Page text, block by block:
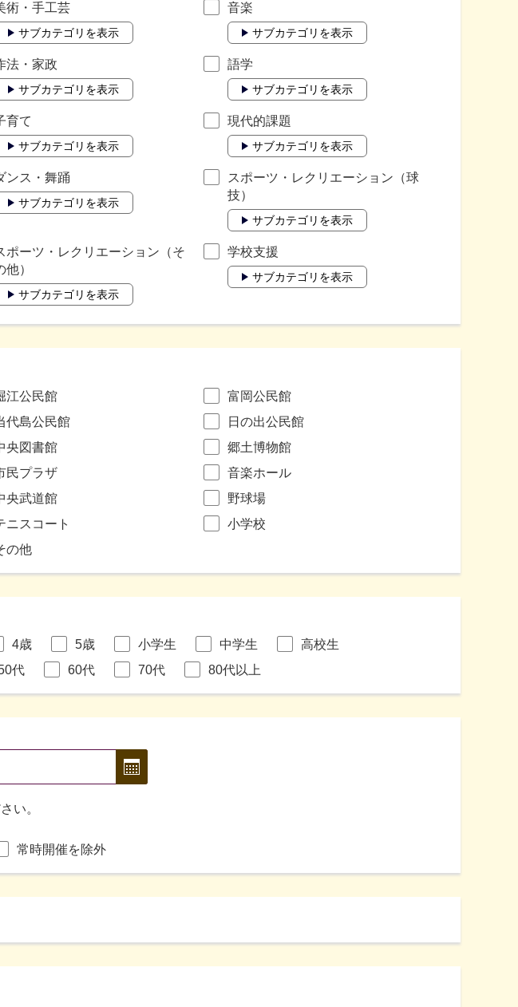
術・手工芸
サブカテゴリを表示
音楽
サブカテゴリを表示
法・家政
サブカテゴリを表示
語学
サブカテゴリを表示
育て
サブカテゴリを表示
現代的課題
サブカテゴリを表示
ンス・舞踊
サブカテゴリを表示
スポーツ・レクリエーション（球
技）
サブカテゴリを表示
ポーツ・レクリエーション（そ
他）
サブカテゴリを表示
学校支援
サブカテゴリを表示
江公民館
富岡公民館
代島公民館
日の出公民館
央図書館
郷土博物館
民プラザ
音楽ホール
央武道館
野球場
ニスコート
小学校
の他
4歳 5歳 小学生 中学生
高校生
代 60代 70代 80代以上
い。
常時開催を除外